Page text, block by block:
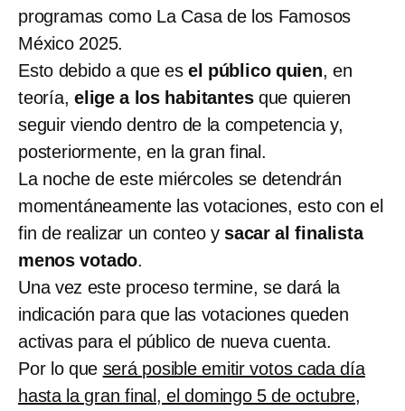
programas como La Casa de los Famosos
México 2025.
Esto debido a que es el público quien, en
teoría, elige a los habitantesque quieren
seguir viendo dentro de la competencia y,
posteriormente, en la gran final.
La noche de este miércoles se detendrán
momentáneamente las votaciones, esto con el
fin de realizar un conteo y sacar al finalista
menos votado.
Una vez este proceso termine, se dará la
indicación para que las votaciones queden
activas para el público de nueva cuenta.
Por lo que será posible emitir votos cada día
hasta la gran final, el domingo 5 de octubre,